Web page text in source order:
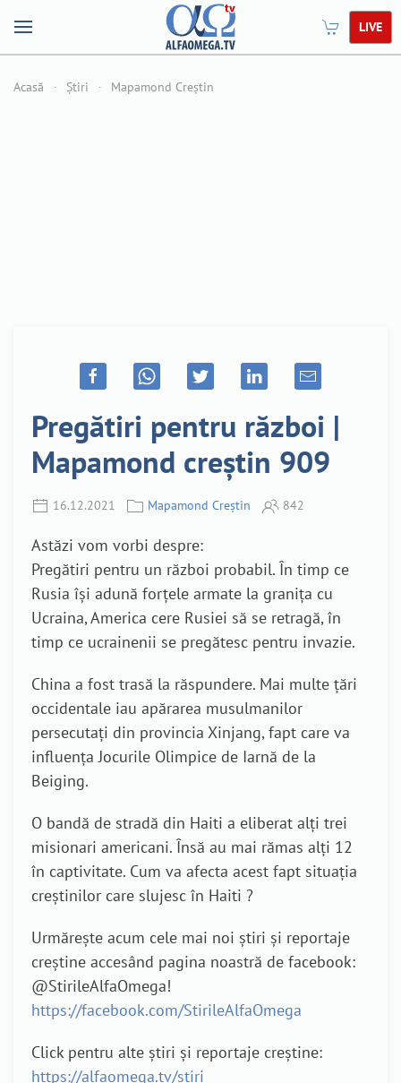
LIVE
Acasă Știri Mapamond Creștin
Pregătiri pentru război |
Mapamond creștin 909
16.12.2021 Mapamond Creștin 842
Astăzi vom vorbi despre:
Pregătiri pentru un război probabil. În timp ce
Rusia își adună forțele armate la granița cu
Ucraina, America cere Rusiei să se retragă, în
timp ce ucrainenii se pregătesc pentru invazie.
China a fost trasă la răspundere. Mai multe țări
occidentale iau apărarea musulmanilor
persecutați din provincia Xinjang, fapt care va
influența Jocurile Olimpice de Iarnă de la
Beiging.
O bandă de stradă din Haiti a eliberat alți trei
misionari americani. Însă au mai rămas alți 12
în captivitate. Cum va afecta acest fapt situația
creștinilor care slujesc în Haiti ?
Urmărește acum cele mai noi știri și reportaje
creștine accesând pagina noastră de facebook:
@StirileAlfaOmega!
https://facebook.com/StirileAlfaOmega
Click pentru alte știri și reportaje creștine:
https://alfaomega.tv/stiri